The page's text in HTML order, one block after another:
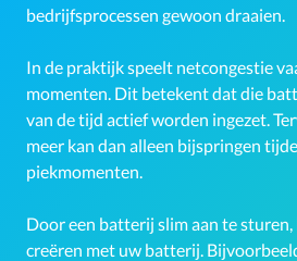
bedrijfsprocessen gewoon draaien.
In de praktijk speelt netcongestie
momenten. Dit betekent dat die
van de tijd actief worden ingezet.
meer kan dan alleen bijspringen
piekmomenten.
Door een batterij slim aan te
creëren met uw batterij.